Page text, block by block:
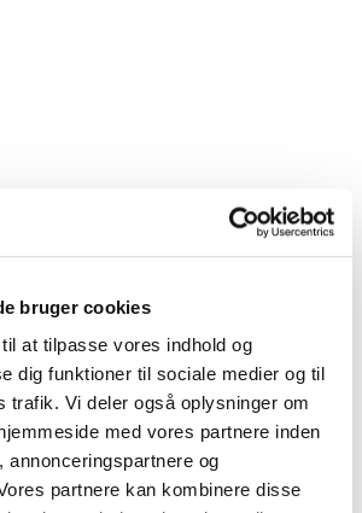
bruger cookies
at tilpasse vores indhold og
dig funktioner til sociale medier og til
trafik. Vi deler også oplysninger om
med vores partnere inden
annonceringspartnere og
partnere kan kombinere disse
din cykel med en anden lås.
da du ikke behøver at dreje
Låsen kan nemt opbevares med
Denne rammeholder er
også til alle andre Resolute-wirelåser, så
er symmetriske, så du kan åbne din lås
Produktspecifikationer